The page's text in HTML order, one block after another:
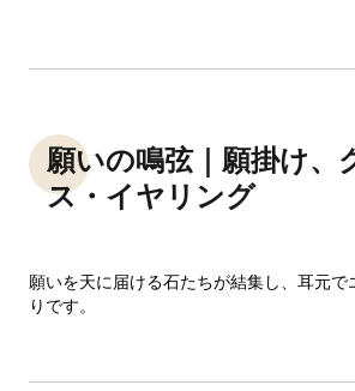
願いの鳴弦｜願掛け
ス・イヤリング
願いを天に届ける石たちが結集し、耳元
りです。